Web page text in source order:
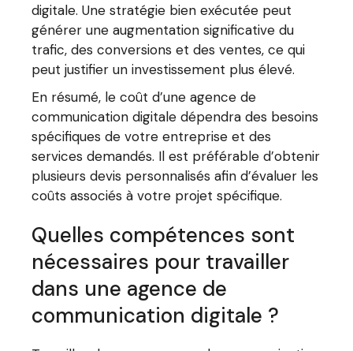
digitale. Une stratégie bien exécutée peut
générer une augmentation significative du
trafic, des conversions et des ventes, ce qui
peut justifier un investissement plus élevé.
En résumé, le coût d’une agence de
communication digitale dépendra des besoins
spécifiques de votre entreprise et des
services demandés. Il est préférable d’obtenir
plusieurs devis personnalisés afin d’évaluer les
coûts associés à votre projet spécifique.
Quelles compétences sont
nécessaires pour travailler
dans une agence de
communication digitale ?